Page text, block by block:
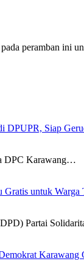
peramban ini
DPUPR, Siap
DPC Karawang…
untuk
Partai